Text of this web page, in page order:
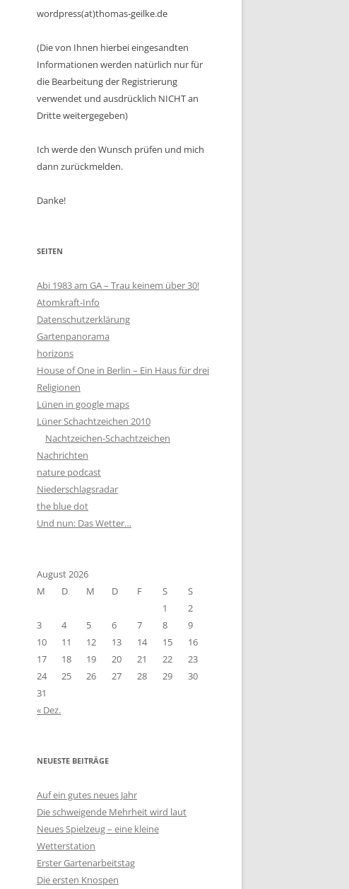
wordpress(at)thomas-geilke.de
(Die von Ihnen hierbei eingesandten
Informationen werden natürlich nur für
die Bearbeitung der Registrierung
verwendet und ausdrücklich NICHT an
Dritte weitergegeben)
Ich werde den Wunsch prüfen und mich
dann zurückmelden.
Danke!
SEITEN
Abi 1983 am GA – Trau keinem über 30!
Atomkraft-Info
Datenschutzerklärung
Gartenpanorama
horizons
House of One in Berlin – Ein Haus für drei
Religionen
Lünen in google maps
Lüner Schachtzeichen 2010
Nachtzeichen-Schachtzeichen
Nachrichten
nature podcast
Niederschlagsradar
the blue dot
Und nun: Das Wetter…
August 2026
M
D M D F S
S
1
2
3
4 5 6 7 8
9
10
11 12 13 14 15
16
17
18 19 20 21 22
23
24
25 26 27 28 29
30
31
« Dez.
NEUESTE BEITRÄGE
Auf ein gutes neues Jahr
Die schweigende Mehrheit wird laut
Neues Spielzeug – eine kleine
Wetterstation
Erster Gartenarbeitstag
Die ersten Knospen